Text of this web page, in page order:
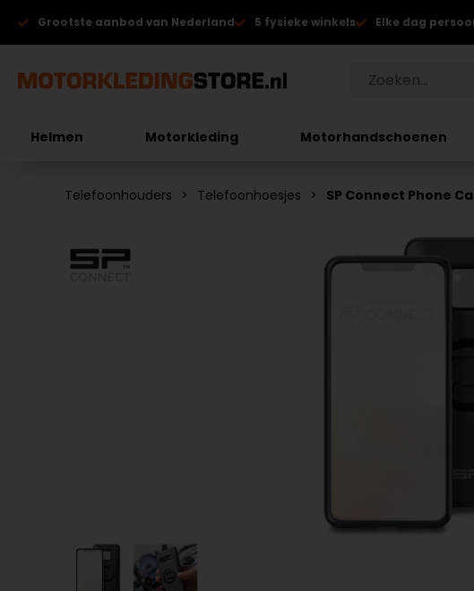
Grootste aanbod van Nederland 5 fysieke winkels Elke dag
Helmen Motorkleding Motorhandschoenen
Telefoonhouders Telefoonhoesjes SP Connect Phone